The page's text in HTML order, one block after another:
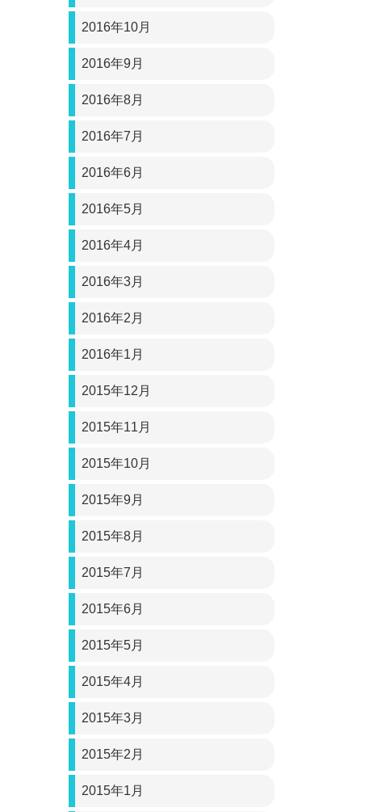
2016年10月
2016年9月
2016年8月
2016年7月
2016年6月
2016年5月
2016年4月
2016年3月
2016年2月
2016年1月
2015年12月
2015年11月
2015年10月
2015年9月
2015年8月
2015年7月
2015年6月
2015年5月
2015年4月
2015年3月
2015年2月
2015年1月